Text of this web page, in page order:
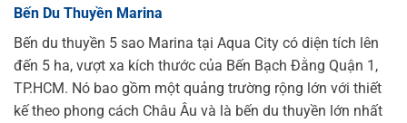
Bến Du Thuyền Marina
Bến du thuyền 5 sao Marina tại Aqua City có diện tích lên
đến 5 ha, vượt xa kích thước của Bến Bạch Đằng Quận 1,
TP.HCM. Nó bao gồm một quảng trường rộng lớn với thiết
kế theo phong cách Châu Âu và là bến du thuyền lớn nhất